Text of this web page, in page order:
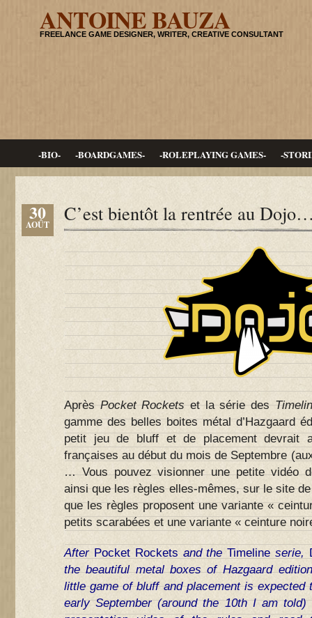
ANTOINE BAUZA
FREELANCE GAME DESIGNER, WRITER, CREATIVE CONSULTANT
-BIO- -BOARDGAMES- -ROLEPLAYING GAMES- -
30
AOÛT C’est bientôt la rentrée au
AprèsPocket Rocketset la série des
gamme des belles boites métal d’Hazgaard
petit jeu de bluff et de placement devrait
françaises au début du mois de Septembre
… Vous pouvez visionner une petite vidéo
ainsi que les règles elles-mêmes, sur le site
que les règles proposent une variante «
petits scarabées et une variante « ceinture
After Pocket Rockets and theTimeline serie,
the beautiful metal boxes of Hazgaard
little game of bluff and placement is
early September (around the 10th I am